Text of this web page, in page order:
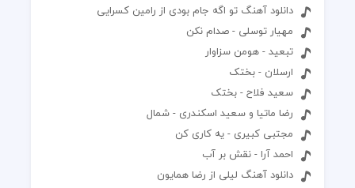
دانلود آهنگ تو اگه جام بودی از رامین کسرایی
مهیار توسلی - صدام نکن
تبعید - هومن سزاوار
ارسلان - بختک
سعید فلاح - بختک
رضا ماتیا و سعید اسکندری - شمال
مجتبی کبیری - یه کاری کن
احمد آرا - نقش بر آب
دانلود آهنگ لیلی از رضا همایون